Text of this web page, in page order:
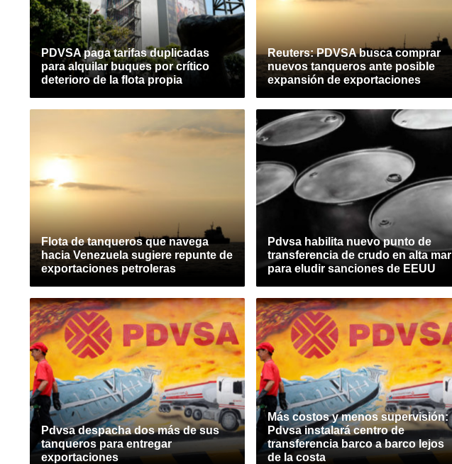
PDVSA paga tarifas duplicadas
para alquilar buques por crítico
deterioro de la flota propia
Reuters: PDVSA busca comprar
nuevos tanqueros ante posible
expansión de exportaciones
Flota de tanqueros que navega
hacia Venezuela sugiere repunte de
exportaciones petroleras
Pdvsa habilita nuevo punto de
transferencia de crudo en alta mar
para eludir sanciones de EEUU
Pdvsa despacha dos más de sus
tanqueros para entregar
exportaciones
Más costos y menos supervisión:
Pdvsa instalará centro de
transferencia barco a barco lejos
de la costa